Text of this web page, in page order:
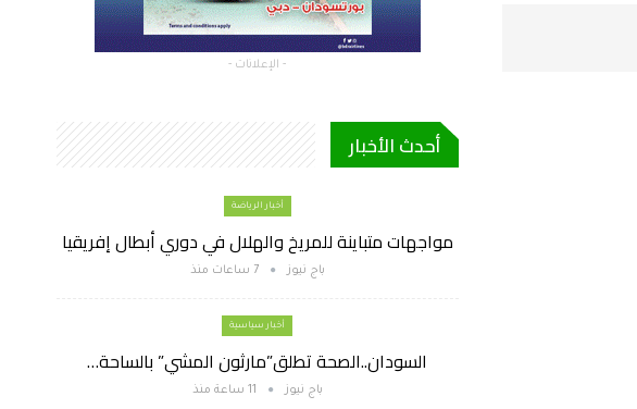
- الإعلانات -
أحدث الأخبار
أخبار الرياضة
مواجهات متباينة للمريخ والهلال في دوري أبطال إفريقيا
باج نيوز 7 ساعات منذ
أخبار سياسية
السودان..الصحة تطلق”مارثون المشي” بالساحة…
باج نيوز 11 ساعة منذ